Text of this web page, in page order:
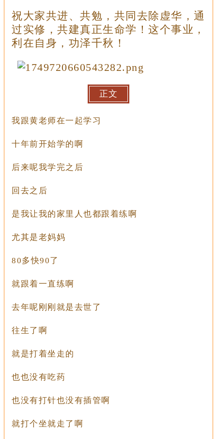
祝大家共进、共勉，共同去除虚华，通
过实修，共建真正生命学！这个事业，
利在自身，功泽千秋！
正文
我跟黄老师在一起学习
十年前开始学的啊
后来呢我学完之后
回去之后
是我让我的家里人也都跟着练啊
尤其是老妈妈
80多快90了
就跟着一直练啊
去年呢刚刚就是去世了
往生了啊
就是打着坐走的
也也没有吃药
也没有打针也没有插管啊
就打个坐就走了啊